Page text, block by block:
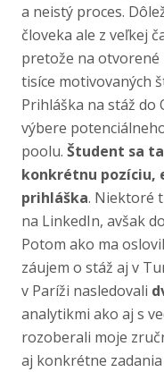
a neistý proces.
človeka ale z veľkej
pretože na otvorené
tisíce motivovaných
Prihláška na stáž do
výbere
poolu. Študent sa
konkrétnu pozíciu,
prihláška. Niektoré
na LinkedIn, avšak
Potom ako ma
záujem o stáž aj v
v Paríži nasledovali
analytikmi ako aj s
rozoberali moje
aj konkrétne